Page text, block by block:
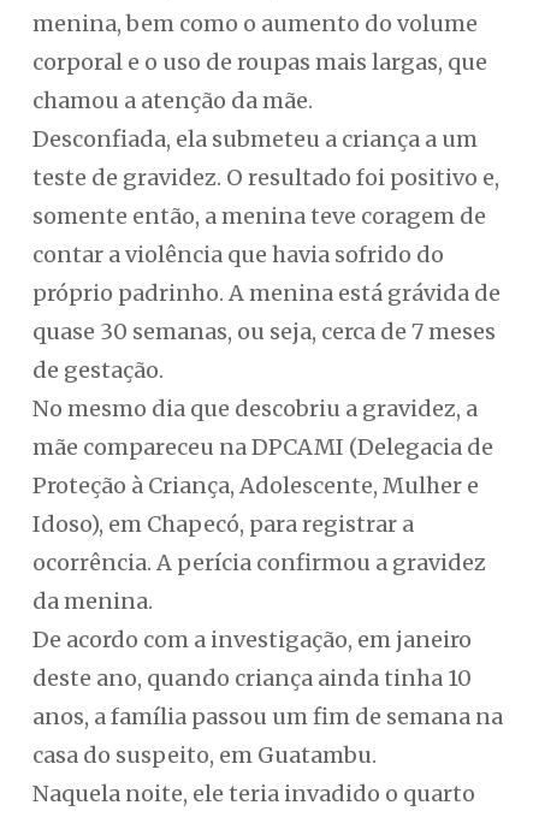
menina, bem como o aumento do volume
corporal e o uso de roupas mais largas, que
chamou a atenção da mãe.
Desconfiada, ela submeteu a criança a um
teste de gravidez. O resultado foi positivo e,
somente então, a menina teve coragem de
contar a violência que havia sofrido do
próprio padrinho. A menina está grávida de
quase 30 semanas, ou seja, cerca de 7 meses
de gestação.
No mesmo dia que descobriu a gravidez, a
mãe compareceu na DPCAMI (Delegacia de
Proteção à Criança, Adolescente, Mulher e
Idoso), em Chapecó, para registrar a
ocorrência. A perícia confirmou a gravidez
da menina.
De acordo com a investigação, em janeiro
deste ano, quando criança ainda tinha 10
anos, a família passou um fim de semana na
casa do suspeito, em Guatambu.
Naquela noite, ele teria invadido o quarto